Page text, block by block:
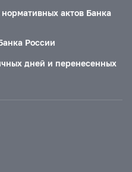
актов Банка
России
дней и перенесенных